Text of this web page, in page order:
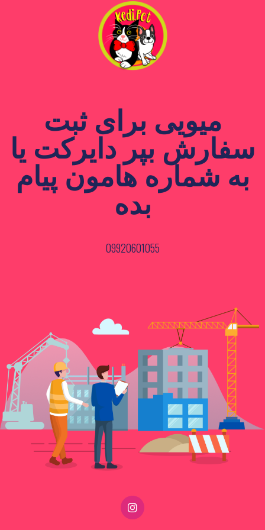
میویی برای ثبت
سفارش بپر دایرکت یا
به شماره هامون پیام
بده
09920601055